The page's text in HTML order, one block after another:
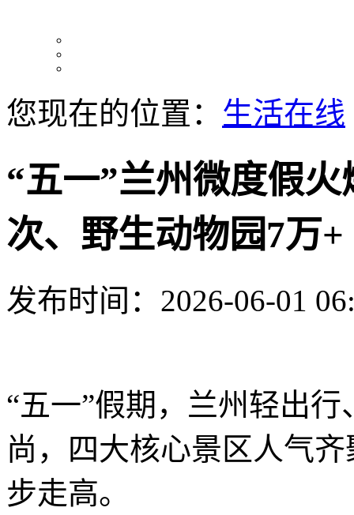
您现在的位置： 生活在线
“五一”兰州微度假
次、野生动物园7万+
发布时间：2026-06-01
“五一”假期，兰州轻出
尚，四大核心景区人气
步走高。